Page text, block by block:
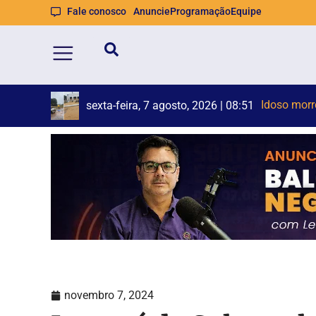
Fale conosco AnuncieProgramaçãoEquipe
sexta-feira, 7 agosto, 2026 | 08:48 Mulher
Jovem de
novembro 7, 2024